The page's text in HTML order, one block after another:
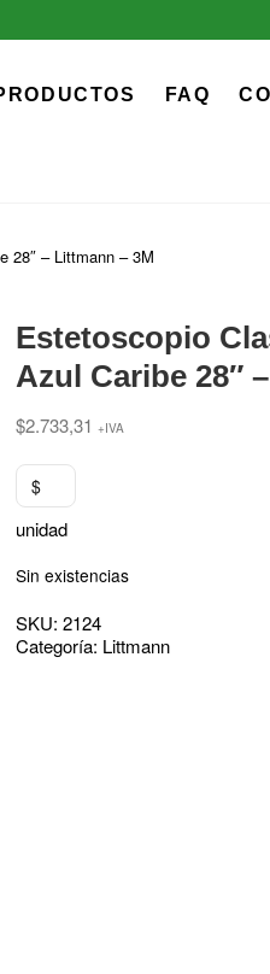
FAQ
28″ – Littmann – 3M
Estetoscopio
Azul Caribe 28″
$2.733,31 +IVA
$
unidad
Sin existencias
SKU: 2124
Categoría: Littmann